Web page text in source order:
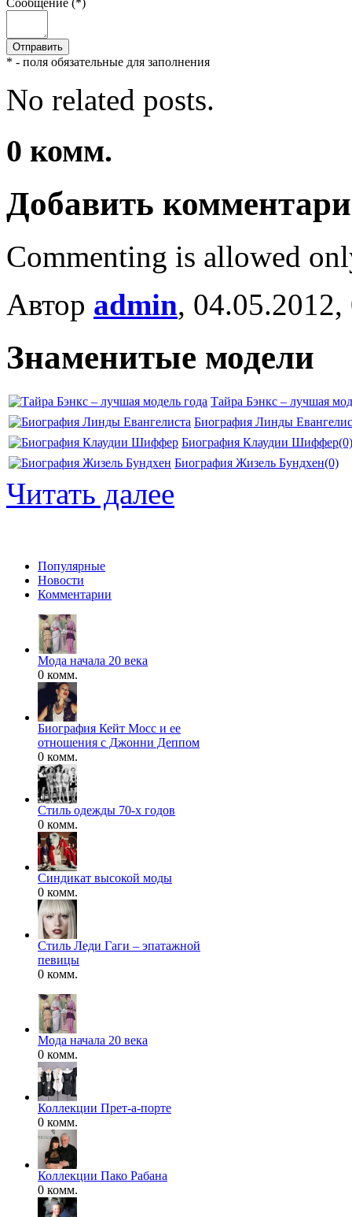
* - поля обязательные для заполнения
No related posts.
0 комм.
Добавить
Commenting is allowed
Автор admin,
Знаменитые модели
Тайра Бэнкс – лучшая
Биография Линды
Биография Клаудии Шиффер(0)
Биография Жизель Бундхен(0)
Читать далее
Популярные
Новости
Комментарии
Мода начала 20 века
0 комм.
Биография Кейт Мосс и ее
отношения с Джонни Деппом
0 комм.
Стиль одежды 70-х годов
0 комм.
Синдикат высокой моды
0 комм.
Стиль Леди Гаги – эпатажной
певицы
0 комм.
Мода начала 20 века
0 комм.
Коллекции Прет-а-порте
0 комм.
Коллекции Пако Рабана
0 комм.